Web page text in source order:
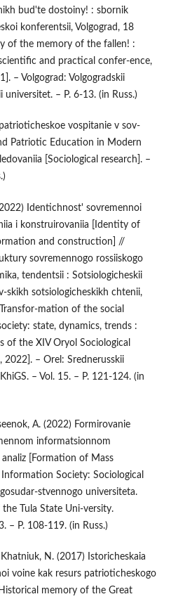
bud'te dostoiny! : sbornik
konferentsii, Volgograd, 18
of the memory of the fallen! :
and practical confer-ence,
– Volgograd: Volgogradskii
– P. 6-13. (in Russ.)
vospitanie v sov-
Patriotic Education in Modern
[Sociological research]. –
Identichnost' sovremennoi
i konstruirovaniia [Identity of
and construction] //
sovremennogo rossiiskogo
tendentsii : Sotsiologicheskii
skikh sotsiologicheskikh chtenii,
mation of the social
state, dynamics, trends :
of the XIV Oryol Sociological
2022]. – Orel: Srednerusskii
– Vol. 15. – P. 121-124. (in
A. (2022) Formirovanie
informatsionnom
[Formation of Mass
Society: Sociological
stvennogo universiteta.
Tula State Uni-versity.
– P. 108-119. (in Russ.)
N. (2017) Istoricheskaia
voine kak resurs patrioticheskogo
memory of the Great